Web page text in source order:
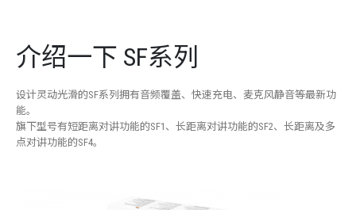
介绍一下 SF系列
设计灵动光滑的SF系列拥有音频覆盖、快速充电、麦克风静音等最新功
能。
旗下型号有短距离对讲功能的SF1、长距离对讲功能的SF2、长距离及多
点对讲功能的SF4。